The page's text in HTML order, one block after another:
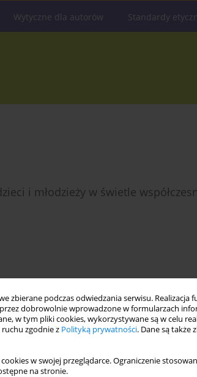
zbierane podczas odwiedzania serwisu.
dobrowolnie wprowadzone w formularzach
w tym pliki cookies, wykorzystywane są w celu
zgodnie z Polityką prywatności. Dane są także
w swojej przeglądarce. Ograniczenie
na stronie.
Wytyczne dla autorów Standardy
i młodzieży w świetle